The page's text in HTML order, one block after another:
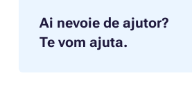
Ai nevoie de ajutor?
Te vom ajuta.